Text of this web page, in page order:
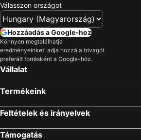
Válasszon országot
Hozzáadás a Google-hoz
Könnyen megtalálhatja
eredményeinket: adja hozzá a trivagót
preferált forrásként a Google-höz.
Vállalat
Termékeink
Feltételek és irányelvek
Támogatás